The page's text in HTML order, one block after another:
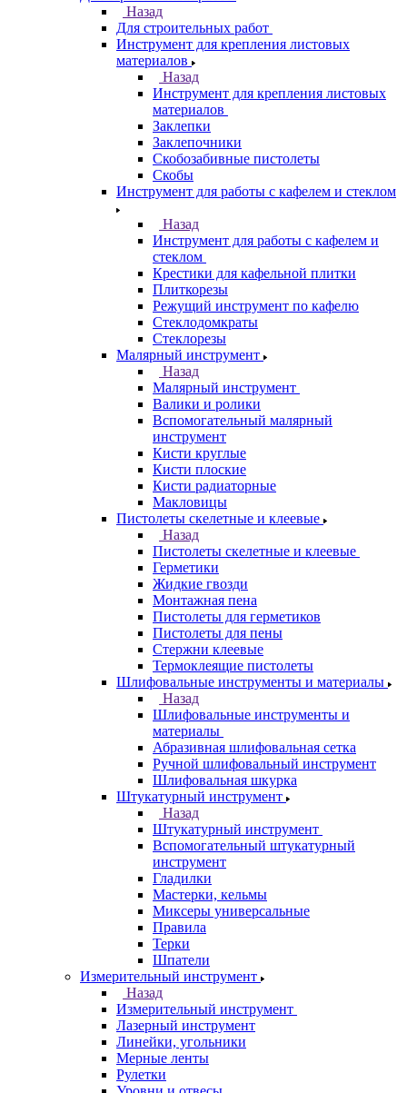
Назад
Для строительных работ
Инструмент для крепления листовых
материалов
Назад
Инструмент для крепления листовых
материалов
Заклепки
Заклепочники
Скобозабивные пистолеты
Скобы
Инструмент для работы с кафелем и стеклом
Назад
Инструмент для работы с кафелем и
стеклом
Крестики для кафельной плитки
Плиткорезы
Режущий инструмент по кафелю
Стеклодомкраты
Стеклорезы
Малярный инструмент
Назад
Малярный инструмент
Валики и ролики
Вспомогательный малярный
инструмент
Кисти круглые
Кисти плоские
Кисти радиаторные
Макловицы
Пистолеты скелетные и клеевые
Назад
Пистолеты скелетные и клеевые
Герметики
Жидкие гвозди
Монтажная пена
Пистолеты для герметиков
Пистолеты для пены
Стержни клеевые
Термоклеящие пистолеты
Шлифовальные инструменты и материалы
Назад
Шлифовальные инструменты и
материалы
Абразивная шлифовальная сетка
Ручной шлифовальный инструмент
Шлифовальная шкурка
Штукатурный инструмент
Назад
Штукатурный инструмент
Вспомогательный штукатурный
инструмент
Гладилки
Мастерки, кельмы
Миксеры универсальные
Правила
Терки
Шпатели
Измерительный инструмент
Назад
Измерительный инструмент
Лазерный инструмент
Линейки, угольники
Мерные ленты
Рулетки